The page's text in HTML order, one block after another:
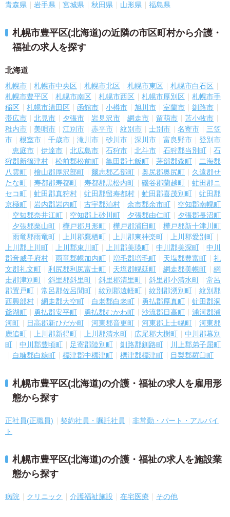
青森県 岩手県 宮城県 秋田県 山形県 福島県
札幌市豊平区(北海道)の近隣の市区町村から介護・
福祉の求人を探す
北海道
札幌市 札幌市中央区 札幌市北区 札幌市東区
札幌市白石区
札幌市豊平区
札幌市南区 札幌市西区 札幌市厚別区
札幌市手
稲区
札幌市清田区 函館市 小樽市 旭川市 室蘭市
釧路市
帯広市
北見市 夕張市 岩見沢市 網走市 留萌市
苫小牧市
稚内市
美唄市 江別市 赤平市 紋別市 士別市 名寄市
三笠
市
根室市 千歳市 滝川市 砂川市 深川市 富良野市
登別市
恵庭市
伊達市 北広島市 石狩市 北斗市 石狩郡当別町
石
狩郡新篠津村
松前郡松前町 亀田郡七飯町 茅部郡森町
二海郡
八雲町
檜山郡厚沢部町 爾志郡乙部町 奥尻郡奥尻町
久遠郡せ
たな町
寿都郡寿都町 寿都郡黒松内町 磯谷郡蘭越町
虻田郡ニ
セコ町
虻田郡真狩村 虻田郡留寿都村 虻田郡喜茂別町
虻田郡
京極町
岩内郡岩内町 古宇郡泊村 余市郡余市町
空知郡南幌町
空知郡奈井江町
空知郡上砂川町 夕張郡由仁町
夕張郡長沼町
夕張郡栗山町
樺戸郡月形町 樺戸郡浦臼町
樺戸郡新十津川町
雨竜郡雨竜町
上川郡鷹栖町 上川郡東神楽町
上川郡愛別町
上川郡上川町
上川郡東川町 上川郡美瑛町 中川郡美深町
中川
郡音威子府村
雨竜郡幌加内町 増毛郡増毛町 天塩郡豊富町
礼
文郡礼文町
利尻郡利尻富士町 天塩郡幌延町 網走郡美幌町
網
走郡津別町
斜里郡斜里町 斜里郡清里町 斜里郡小清水町
常呂
郡置戸町
常呂郡佐呂間町 紋別郡遠軽町 紋別郡湧別町
紋別郡
西興部村
網走郡大空町 白老郡白老町 勇払郡厚真町
虻田郡洞
爺湖町
勇払郡安平町 勇払郡むかわ町 沙流郡日高町
浦河郡浦
河町
日高郡新ひだか町 河東郡音更町 河東郡上士幌町
河東郡
鹿追町
上川郡新得町 上川郡清水町 広尾郡大樹町
中川郡幕別
町
中川郡豊頃町 足寄郡陸別町 釧路郡釧路町
川上郡弟子屈町
白糠郡白糠町
標津郡中標津町 標津郡標津町 目梨郡羅臼町
札幌市豊平区(北海道)の介護・福祉の求人を雇用形
態から探す
正社員(正職員) 契約社員・嘱託社員
非常勤・パート・アルバイ
ト
札幌市豊平区(北海道)の介護・福祉の求人を施設業
態から探す
病院 クリニック 介護福祉施設 在宅医療 その他